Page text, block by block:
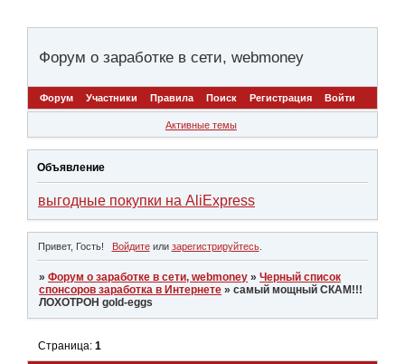
Форум о заработке в сети, webmoney
Форум Участники Правила Поиск Регистрация Войти
Активные темы
Объявление
выгодные покупки на AliExpress
Привет, Гость! Войдитеили зарегистрируйтесь.
»Форум о заработке в сети, webmoney »Черный список
спонсоров заработка в Интернете »самый мощный СКАМ!!!
ЛОХОТРОН gold-eggs
Страница:1